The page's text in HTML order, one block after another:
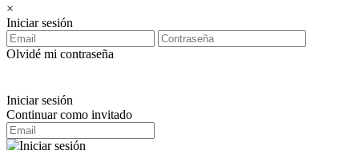
×
Iniciar sesión
Olvidé mi contraseña
Iniciar sesión
Continuar como invitado